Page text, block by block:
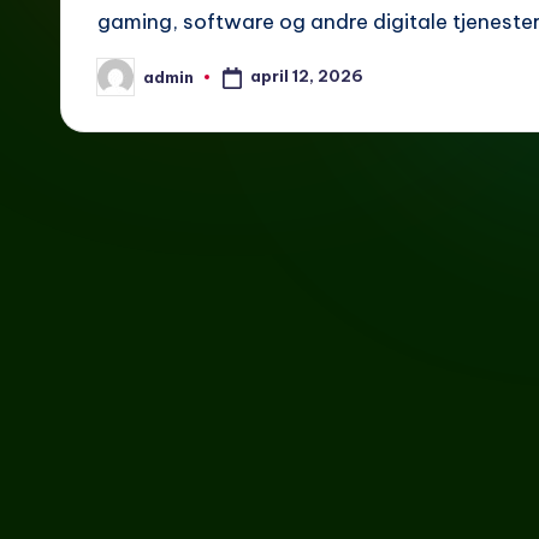
gaming, software og andre digitale
Posted
by
admin april 12, 2026